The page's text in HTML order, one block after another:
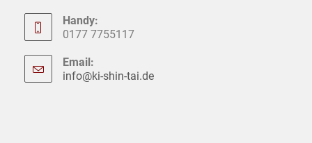
Handy:
0177 7755117
Email:
info@ki-shin-tai.deOpens